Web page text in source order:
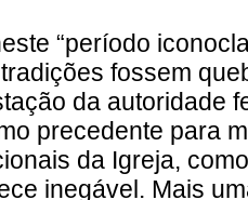
“período
fossem
da autoridade
precedente para
da Igreja,
inegável. Mais